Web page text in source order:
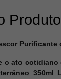
Produto
Purificante
o ato cotidiano
350ml